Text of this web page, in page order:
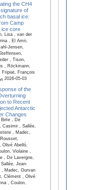
the CH4
of
basal ice:
Camp
ice core
Lisa , van der
, El Amri,
Jensen,
, Tison,
, Röckmann,
Fripiat, François
2026-05-03
of the
to Recent
Antarctic
Changes
, De
Casimir , Sallée,
, Madec,
Olivé Abelló,
Violaine ,
, De Lavergne,
Jean-
, Madec, Gurvan
Clément , Olivé
, Coulon,